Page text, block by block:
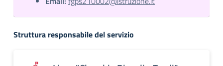
Struttura responsabile del servizio